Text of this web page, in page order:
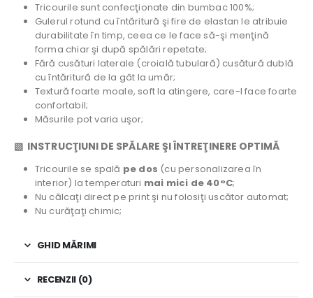
Tricourile sunt confecţionate din bumbac 100%;
Gulerul rotund cu întăritură şi fire de elastan le atribuie
durabilitate în timp, ceea ce le face să-şi menţină
forma chiar şi după spălări repetate;
Fără cusături laterale (croială tubulară) cusătură dublă
cu întăritură de la gât la umăr;
Textură foarte moale, soft la atingere, care-l face foarte
confortabil;
Măsurile pot varia uşor;
▧ INSTRUCŢIUNI DE SPĂLARE ŞI ÎNTREŢINERE OPTIMĂ
Tricourile se spală pe dos (cu personalizarea în
interior) la temperaturi mai mici de 40°C;
Nu călcaţi direct pe print şi nu folosiţi uscător automat;
Nu curăţaţi chimic;
GHID MĂRIMI
RECENZII (0)